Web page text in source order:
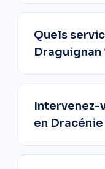
Quels
Draguignan
Intervenez-
en Dracénie